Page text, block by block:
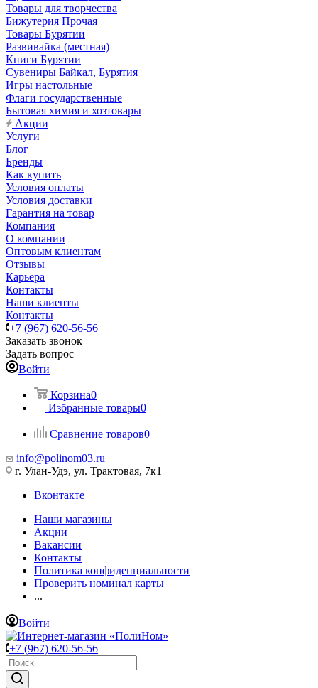
Товары для творчества
Бижутерия Прочая
Товары Бурятии
Развивайка (местная)
Книги Бурятии
Сувениры Байкал, Бурятия
Игры настольные
Флаги государственные
Бытовая химия и хозтовары
Акции
Услуги
Блог
Бренды
Как купить
Условия оплаты
Условия доставки
Гарантия на товар
Компания
О компании
Оптовым клиентам
Отзывы
Карьера
Контакты
Наши клиенты
Контакты
+7 (967) 620-56-56
Заказать звонок
Задать вопрос
Войти
Корзина0
Избранные товары0
Сравнение товаров0
info@polinom03.ru
г. Улан-Удэ, ул. Трактовая, 7к1
Вконтакте
Наши магазины
Акции
Вакансии
Контакты
Политика конфиденциальности
Проверить номинал карты
...
Войти
+7 (967) 620-56-56